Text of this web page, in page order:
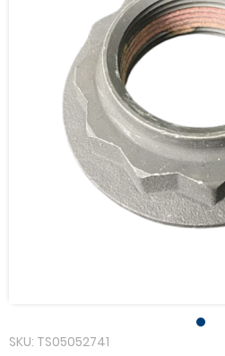
SKU TS05052741
imágenes
imágenes